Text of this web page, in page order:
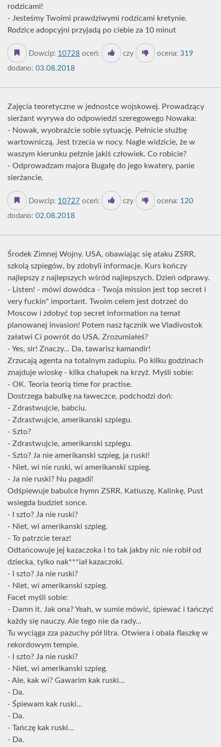
rodzicami!
- Jesteśmy Twoimi prawdziwymi rodzicami kretynie.
Rodzice adopcyjni przyjadą po ciebie za 10 minut
Dowcip: 10728 oceń: czy ocena: 319
dodano: 03.08.2018
Zajęcia teoretyczne w jednostce wojskowej. Prowadzący
sierżant wyrywa do odpowiedzi szeregowego Nowaka:
- Nowak, wyobraźcie sobie sytuację. Pełnicie służbę
wartowniczą. Jest trzecia w nocy. Nagle widzicie, że w
waszym kierunku pełznie jakiś człowiek. Co robicie?
- Odprowadzam majora Bugałę do jego kwatery, panie
sierżancie.
Dowcip: 10727 oceń: czy ocena: 120
dodano: 02.08.2018
Środek Zimnej Wojny. USA, obawiając się ataku ZSRR,
szkolą szpiegów, by zdobyli informacje. Kurs kończy
najlepszy z najlepszych wśród najlepszych. Dzień odprawy.
- Listen! - mówi dowódca - Twoja mission jest top secret i
very fuckin" important. Twoim celem jest dotrzeć do
Moscow i zdobyć top secret information na temat
planowanej invasion! Potem nasz łącznik we Vladivostok
załatwi Ci powrót do USA. Zrozumiałeś?
- Yes, sir! Znaczy... Da, tawarisz kamandir!
Zrzucają agenta na totalnym zadupiu. Po kilku godzinach
znajduje wioskę - kilka chałupek na krzyż. Myśli sobie:
- OK. Teoria teorią time for practise.
Dostrzega babulkę na ławeczce, podchodzi doń:
- Zdrastwujcie, babciu.
- Zdrastwujcie, amerikanski szpiegu.
- Szto?
- Zdrastwujcie, amerikanski szpiegu.
- Szto? Ja nie amerikanski szpieg, ja ruski!
- Niet, wi nie ruski, wi amerikanski szpieg.
- Ja nie ruski? Nu pagadi!
Odśpiewuje babulce hymn ZSRR, Katiuszę, Kalinkę, Pust
wsiegda budziet sonce.
- I szto? Ja nie ruski?
- Niet, wi amerikanski szpieg.
- To patrzcie teraz!
Odtańcowuje jej kazaczoka i to tak jakby nic nie robił od
dziecka, tylko nak***iał kazaczoki.
- I szto? Ja nie ruski?
- Niet, wi amerikanski szpieg.
Facet myśli sobie:
- Damn it. Jak ona? Yeah, w sumie mówić, śpiewać i tańczyć
każdy się nauczy. Ale tego nie da rady...
Tu wyciąga zza pazuchy pół litra. Otwiera i obala flaszkę w
rekordowym tempie.
- I szto? Ja nie ruski?
- Niet, wi amerikanski szpieg.
- Ale, kak wi? Gawarim kak ruski...
- Da.
- Śpiewam kak ruski...
- Da.
- Tańczę kak ruski...
- Da.